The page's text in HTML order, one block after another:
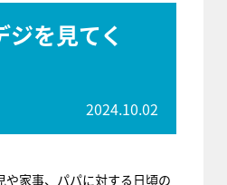
を見てく
2024.10.02
家事、パパに対する日頃の